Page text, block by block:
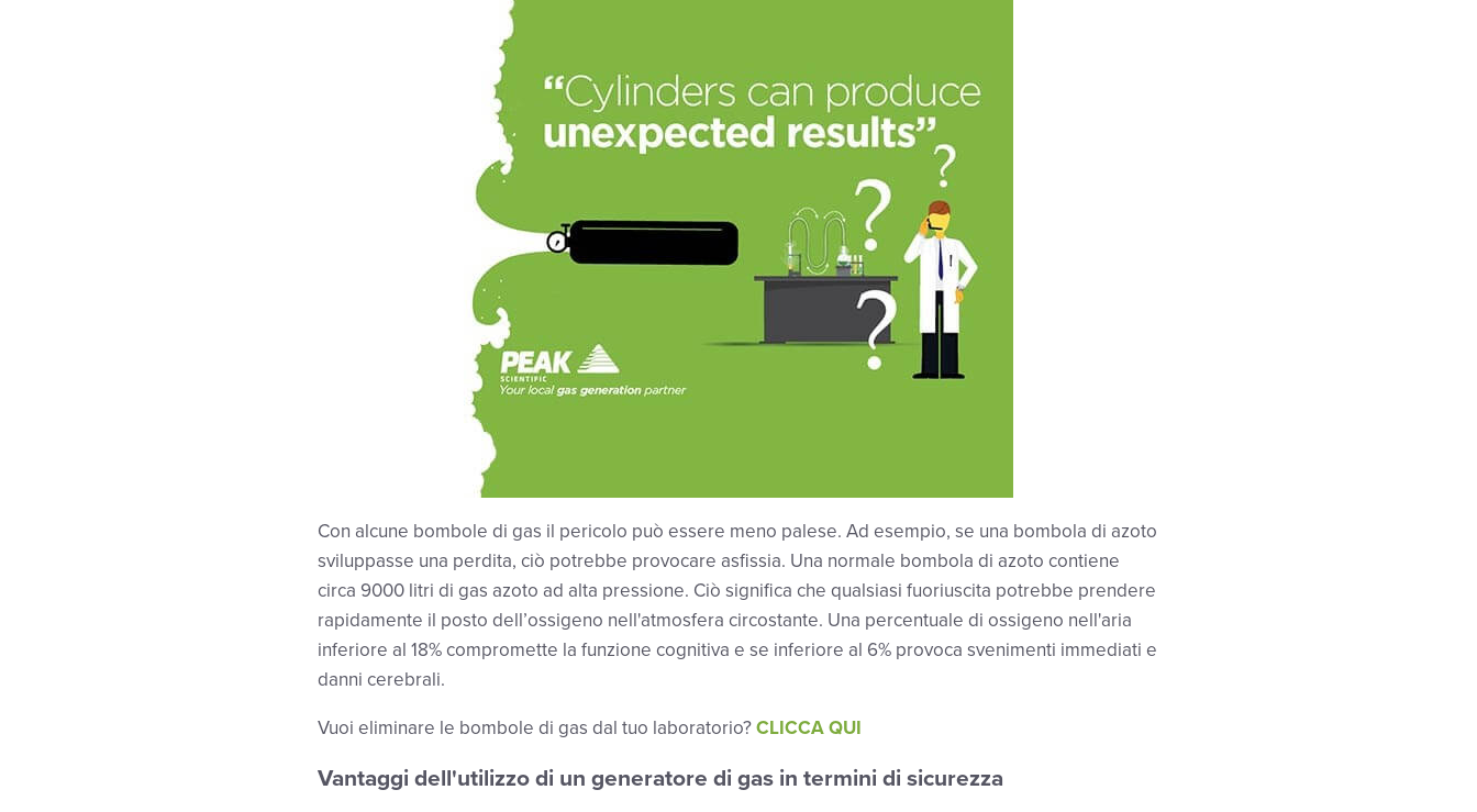
Con alcune bombole di gas il pericolo può essere meno palese. Ad esempio, se una bombola di azoto
sviluppasse una perdita, ciò potrebbe provocare asfissia. Una normale bombola di azoto contiene
circa 9000 litri di gas azoto ad alta pressione. Ciò significa che qualsiasi fuoriuscita potrebbe prendere
rapidamente il posto dell’ossigeno nell'atmosfera circostante. Una percentuale di ossigeno nell'aria
inferiore al 18% compromette la funzione cognitiva e se inferiore al 6% provoca svenimenti immediati e
danni cerebrali.
Vuoi eliminare le bombole di gas dal tuo laboratorio?CLICCA QUI
Vantaggi dell'utilizzo di un generatore di gas in termini di sicurezza